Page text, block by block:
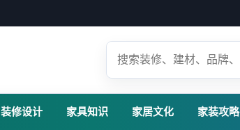
装修设计 家具知识 家居文化 家装攻略